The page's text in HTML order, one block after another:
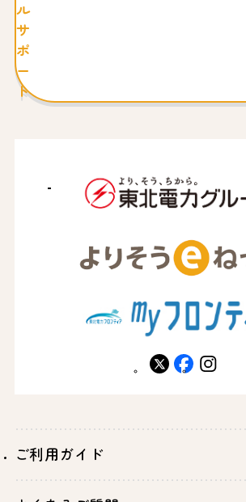
ル
サ
ポ
ー
ト
X facebookinstagram
ご利用ガイド